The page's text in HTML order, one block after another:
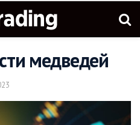
медведей